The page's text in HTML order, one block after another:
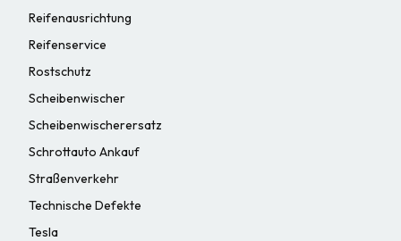
Reifenausrichtung
Reifenservice
Rostschutz
Scheibenwischer
Scheibenwischerersatz
Schrottauto Ankauf
Straßenverkehr
Technische Defekte
Tesla